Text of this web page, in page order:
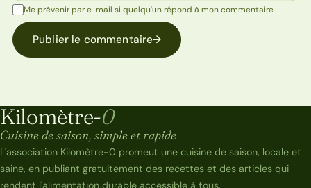
Me prévenir par e-mail si quelqu'un répond à mon commentaire
Publier le commentaire→
Kilomètre-0
Kilomètre-0
Cuisine de saison, simple et rapide
L'association Kilomètre-0 promeut une cuisine de saison, locale et
saine, en publiant gratuitement des recettes et des articles qui
rendent l'alimentation durable accessible à tous.